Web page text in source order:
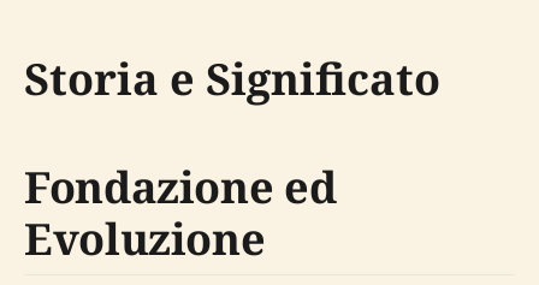
Storia e Significato
Fondazione ed
Evoluzione